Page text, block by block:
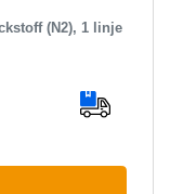
(N2), 1 linje